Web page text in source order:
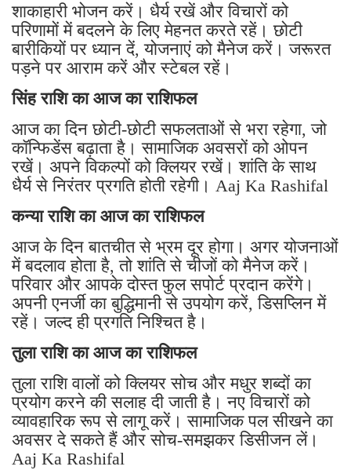
शाकाहारी भोजन करें। धैर्य रखें और विचारों को
परिणामों में बदलने के लिए मेहनत करते रहें। छोटी
बारीकियों पर ध्यान दें, योजनाएं को मैनेज करें। जरूरत
पड़ने पर आराम करें और स्टेबल रहें।
सिंह राशि का आज का राशिफल
आज का दिन छोटी-छोटी सफलताओं से भरा रहेगा, जो
कॉन्फिडेंस बढ़ाता है। सामाजिक अवसरों को ओपन
रखें। अपने विकल्पों को क्लियर रखें। शांति के साथ
धैर्य से निरंतर प्रगति होती रहेगी। Aaj Ka Rashifal
कन्या राशि का आज का राशिफल
आज के दिन बातचीत से भ्रम दूर होगा। अगर योजनाओं
में बदलाव होता है, तो शांति से चीजों को मैनेज करें।
परिवार और आपके दोस्त फुल सपोर्ट प्रदान करेंगे।
अपनी एनर्जी का बुद्धिमानी से उपयोग करें, डिसप्लिन में
रहें। जल्द ही प्रगति निश्चित है।
तुला राशि का आज का राशिफल
तुला राशि वालों को क्लियर सोच और मधुर शब्दों का
प्रयोग करने की सलाह दी जाती है। नए विचारों को
व्यावहारिक रूप से लागू करें। सामाजिक पल सीखने का
अवसर दे सकते हैं और सोच-समझकर डिसीजन लें।
Aaj Ka Rashifal